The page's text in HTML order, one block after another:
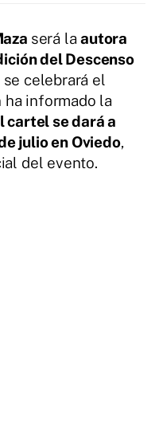
será laautora
del Descenso
se celebrará el
ha informado la
cartel se dará a
julio en Oviedo,
del evento.